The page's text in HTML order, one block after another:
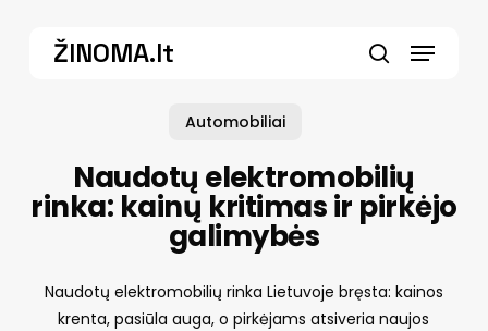
ŽINOMA.lt Menu
Automobiliai
Naudotų elektromobilių
rinka: kainų kritimas ir pirkėjo
galimybės
Naudotų elektromobilių rinka Lietuvoje bręsta: kainos
krenta, pasiūla auga, o pirkėjams atsiveria naujos